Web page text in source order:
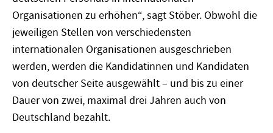
Organisationen zu erhöhen“, sagt Stöber. Obwohl die
jeweiligen Stellen von verschiedensten
internationalen Organisationen ausgeschrieben
werden, werden die Kandidatinnen und Kandidaten
von deutscher Seite ausgewählt – und bis zu einer
Dauer von zwei, maximal drei Jahren auch von
Deutschland bezahlt.